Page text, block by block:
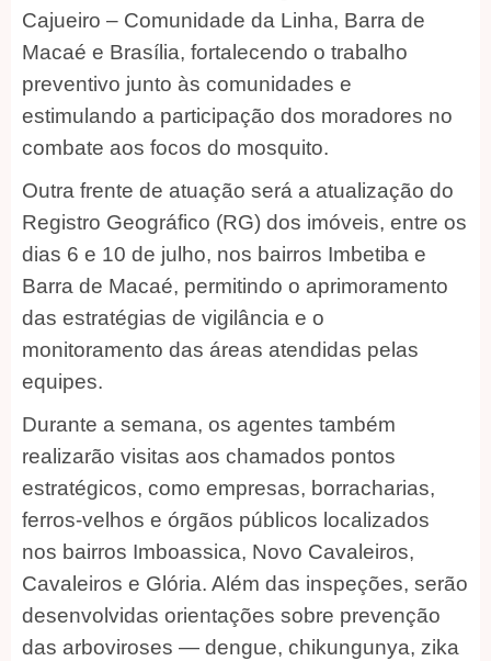
Cajueiro – Comunidade da Linha, Barra de
Macaé e Brasília, fortalecendo o trabalho
preventivo junto às comunidades e
estimulando a participação dos moradores no
combate aos focos do mosquito.
Outra frente de atuação será a atualização do
Registro Geográfico (RG) dos imóveis, entre os
dias 6 e 10 de julho, nos bairros Imbetiba e
Barra de Macaé, permitindo o aprimoramento
das estratégias de vigilância e o
monitoramento das áreas atendidas pelas
equipes.
Durante a semana, os agentes também
realizarão visitas aos chamados pontos
estratégicos, como empresas, borracharias,
ferros-velhos e órgãos públicos localizados
nos bairros Imboassica, Novo Cavaleiros,
Cavaleiros e Glória. Além das inspeções, serão
desenvolvidas orientações sobre prevenção
das arboviroses — dengue, chikungunya, zika